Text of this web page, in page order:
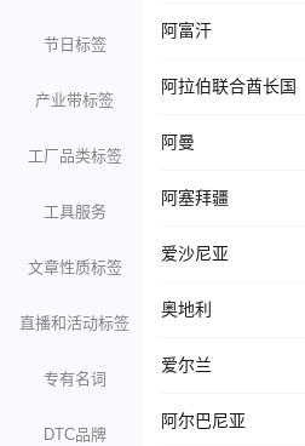
节日标签
产业带标签
工厂品类标签
工具服务
文章性质标签
直播和活动标签
专有名词
DTC品牌
阿富汗
阿拉伯联合酋长国
阿曼
阿塞拜疆
爱沙尼亚
奥地利
爱尔兰
阿尔巴尼亚